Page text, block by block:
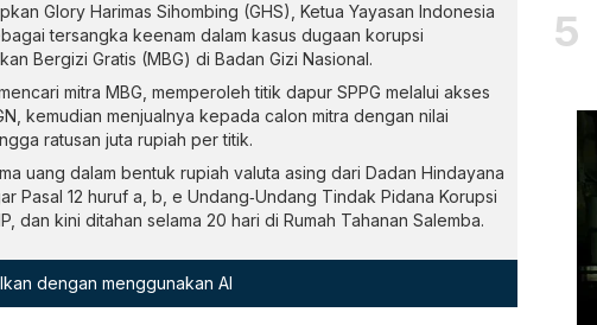
Glory Harimas Sihombing (GHS), Ketua Yayasan Indonesia
tersangka keenam dalam kasus dugaan korupsi
Bergizi Gratis (MBG) di Badan Gizi Nasional.
mitra MBG, memperoleh titik dapur SPPG melalui akses
kemudian menjualnya kepada calon mitra dengan nilai
ratusan juta rupiah per titik.
uang dalam bentuk rupiah valuta asing dari Dadan Hindayana
Pasal 12 huruf a, b, e Undang‑Undang Tindak Pidana Korupsi
dan kini ditahan selama 20 hari di Rumah Tahanan Salemba.
dengan menggunakan AI